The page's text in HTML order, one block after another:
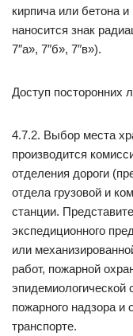
кирпича или бетона
наносится знак
7″а», 7″б», 7″в»).
Доступ посторонних
4.7.2. Выбор места
производится
отделения дороги
отдела грузовой и
станции.
экспедиционного
или
работ, пожарной
эпидемиологической
пожарного надзора и
транспорте.